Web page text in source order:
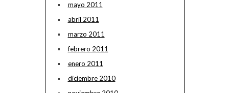
mayo 2011
abril 2011
marzo 2011
febrero 2011
enero 2011
diciembre 2010